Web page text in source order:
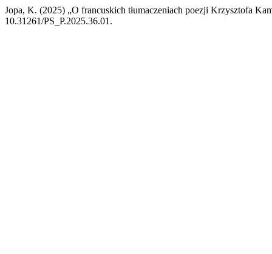
Jopa, K. (2025) „O francuskich tłumaczeniach poezji Krzysztofa
10.31261/PS_P.2025.36.01.